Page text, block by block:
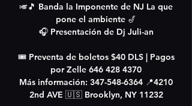
🎺🎵 Banda la Imponente de NJ La que
pone el ambiente 🎷
🎧 Presentación de Dj Juli-an
🎟️ Preventa de boletos $40 DLS | Pagos
por Zelle 646 428 4370
Más información: 347-548-6364 📍4210
2nd AVE 🇺🇸 Brooklyn, NY 11232